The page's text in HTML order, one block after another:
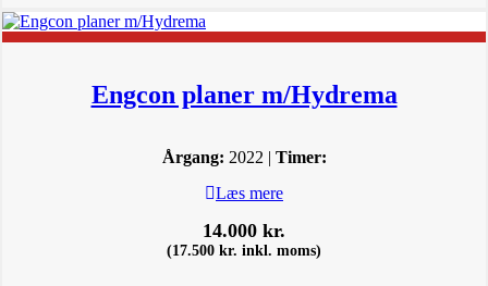
Engcon planer m/Hydrema
Årgang: 2022 | Timer:
Læs mere
14.000 kr.
(17.500 kr. inkl. moms)